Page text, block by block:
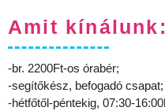
Amit kínálunk:
-br. 2200Ft-os órabér;
-segítőkész, befogadó csapat;
-hétfőtől-péntekig, 07:30-